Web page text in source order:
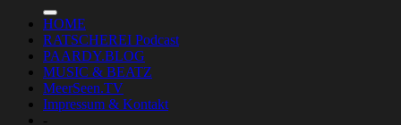
HOME
RATSCHEREI Podcast
PAARDY.BLOG
MUSIC & BEATZ
MeerSeen.TV
Impressum & Kontakt
-